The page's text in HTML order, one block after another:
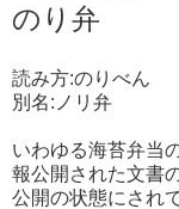
のり弁
読み方:のりべん
別名:ノリ弁
いわゆる海苔弁当
報公開された文書
公開の状態にされ